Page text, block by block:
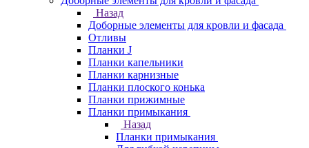
Назад
Доборные элементы для кровли и фасада
Отливы
Планки J
Планки капельники
Планки карнизные
Планки плоского конька
Планки прижимные
Планки примыкания
Назад
Планки примыкания